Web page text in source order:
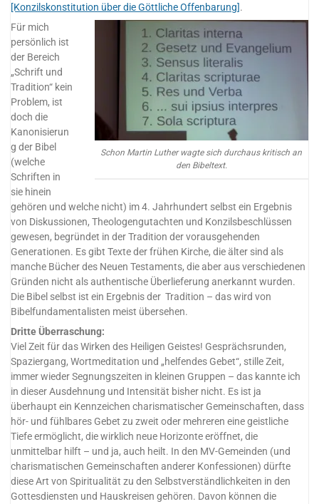
[Konzilskonstitution über die Göttliche Offenbarung].
Schon Martin Luther wagte sich durchaus kritisch an
den Bibeltext.
Für mich
persönlich ist
der Bereich
„Schrift und
Tradition“ kein
Problem, ist
doch die
Kanonisierun
g der Bibel
(welche
Schriften in
sie hinein
gehören und welche nicht) im 4. Jahrhundert selbst ein Ergebnis
von Diskussionen, Theologengutachten und Konzilsbeschlüssen
gewesen, begründet in der Tradition der vorausgehenden
Generationen. Es gibt Texte der frühen Kirche, die älter sind als
manche Bücher des Neuen Testaments, die aber aus verschiedenen
Gründen nicht als authentische Überlieferung anerkannt wurden.
Die Bibel selbst ist ein Ergebnis der Tradition – das wird von
Bibelfundamentalisten meist übersehen.
Dritte Überraschung:
Viel Zeit für das Wirken des Heiligen Geistes! Gesprächsrunden,
Spaziergang, Wortmeditation und „helfendes Gebet“, stille Zeit,
immer wieder Segnungszeiten in kleinen Gruppen – das kannte ich
in dieser Ausdehnung und Intensität bisher nicht. Es ist ja
überhaupt ein Kennzeichen charismatischer Gemeinschaften, dass
hör- und fühlbares Gebet zu zweit oder mehreren eine geistliche
Tiefe ermöglicht, die wirklich neue Horizonte eröffnet, die
unmittelbar hilft – und ja, auch heilt. In den MV-Gemeinden (und
charismatischen Gemeinschaften anderer Konfessionen) dürfte
diese Art von Spiritualität zu den Selbstverständlichkeiten in den
Gottesdiensten und Hauskreisen gehören. Davon können die